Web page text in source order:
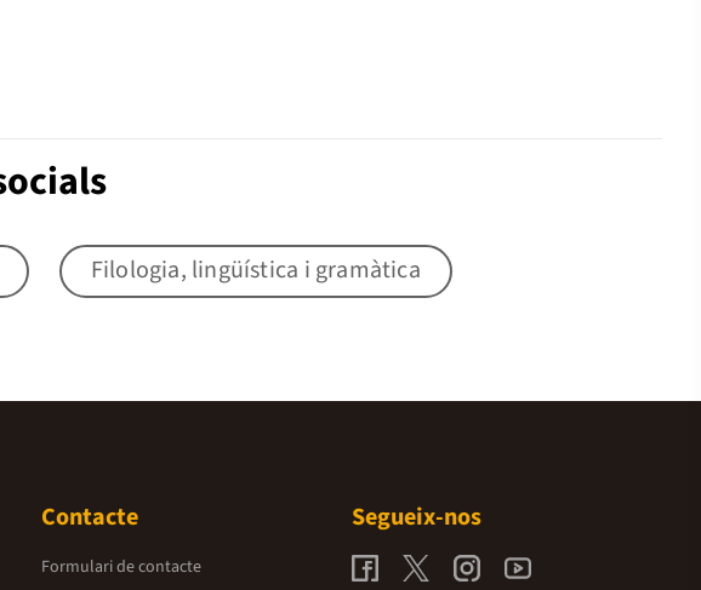
Filologia, lingüística i gramàtica
Contacte
Formulari de contacte
Segueix-nos